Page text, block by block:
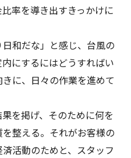
率を導き出すきっかけに
和だな」と感じ、台風の
にするにはどうすればい
に、日々の作業を進めて
を掲げ、そのために何を
整える。 それがお客様の
活動のためと、スタッフ